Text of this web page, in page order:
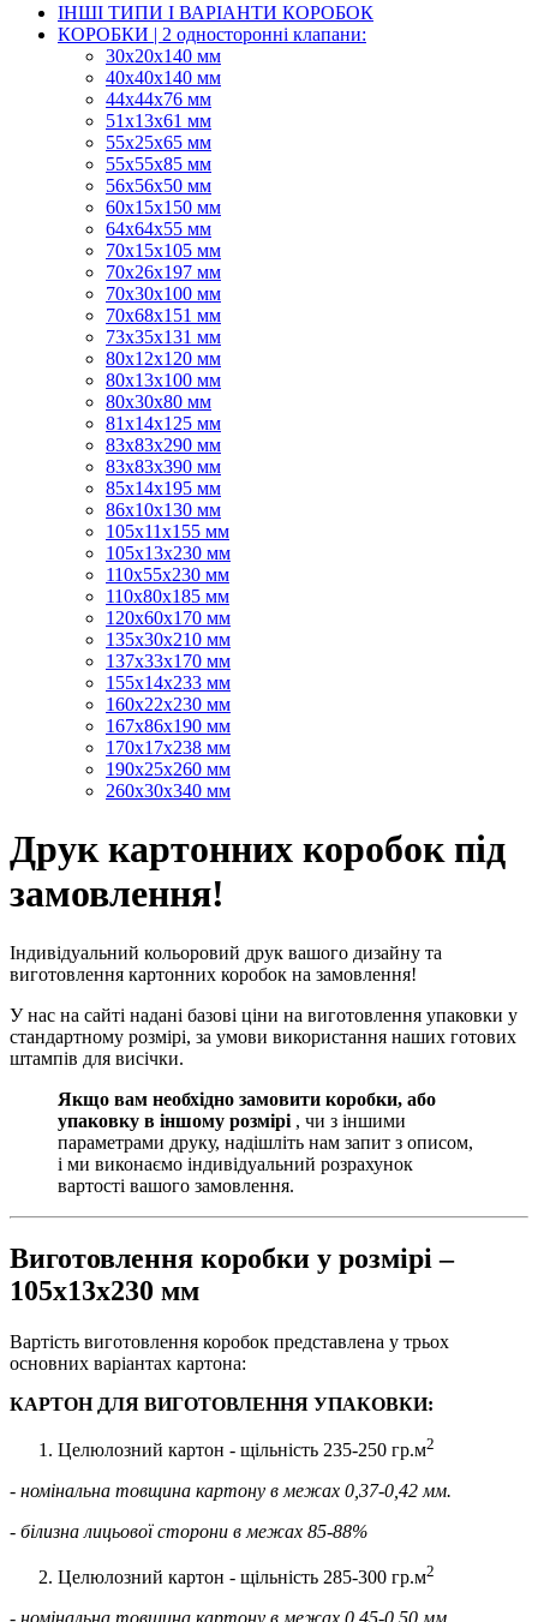
ІНШІ ТИПИ І ВАРІАНТИ КОРОБОК
КОРОБКИ | 2 односторонні клапани:
30x20x140 мм
40x40x140 мм
44х44х76 мм
51x13x61 мм
55х25х65 мм
55х55х85 мм
56х56х50 мм
60х15х150 мм
64х64х55 мм
70х15х105 мм
70х26х197 мм
70х30х100 мм
70х68х151 мм
73х35х131 мм
80х12х120 мм
80х13х100 мм
80х30х80 мм
81х14х125 мм
83х83х290 мм
83х83х390 мм
85х14х195 мм
86х10х130 мм
105х11х155 мм
105х13х230 мм
110х55х230 мм
110х80х185 мм
120х60х170 мм
135х30х210 мм
137х33х170 мм
155х14х233 мм
160х22х230 мм
167х86х190 мм
170х17х238 мм
190х25х260 мм
260х30х340 мм
Друк картонних коробок під
замовлення!
Індивідуальний кольоровий друк вашого дизайну та
виготовлення картонних коробок на замовлення!
У нас на сайті надані базові ціни на виготовлення упаковки у
стандартному розмірі, за умови використання наших готових
штампів для висічки.
Якщо вам необхідно замовити коробки, або
упаковку в іншому розмірі , чи з іншими
параметрами друку, надішліть нам запит з описом,
і ми виконаємо індивідуальний розрахунок
вартості вашого замовлення.
Виготовлення коробки у розмірі –
105х13х230 мм
Вартість виготовлення коробок представлена у трьох
основних варіантах картона:
КАРТОН ДЛЯ ВИГОТОВЛЕННЯ УПАКОВКИ:
Целюлозний картон - щільність 235-250 гр.м2
- номінальна товщина картону в межах 0,37-0,42 мм.
- білизна лицьової сторони в межах 85-88%
Целюлозний картон - щільність 285-300 гр.м2